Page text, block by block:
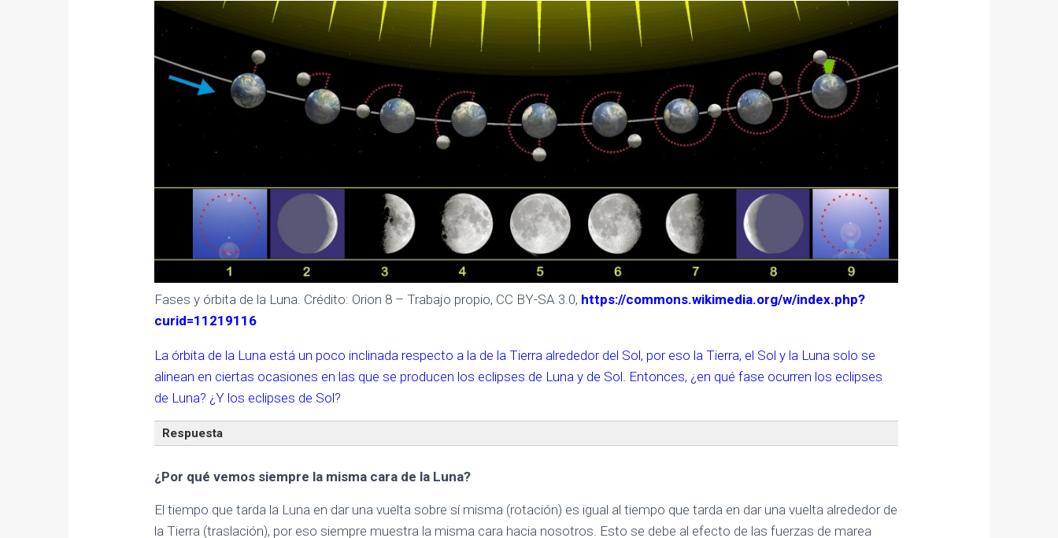
Fases y órbita de la Luna. Crédito: Orion 8 – Trabajo propio, CC BY-SA 3.0, https://commons.wikimedia.org/w/index.php?
curid=11219116
La órbita de la Luna está un poco inclinada respecto a la de la Tierra alrededor del Sol, por eso la Tierra, el Sol y la Luna solo se
alinean en ciertas ocasiones en las que se producen los eclipses de Luna y de Sol. Entonces, ¿en qué fase ocurren los eclipses
de Luna? ¿Y los eclipses de Sol?
Respuesta
¿Por qué vemos siempre la misma cara de la Luna?
El tiempo que tarda la Luna en dar una vuelta sobre sí misma (rotación) es igual al tiempo que tarda en dar una vuelta alrededor de
la Tierra (traslación), por eso siempre muestra la misma cara hacia nosotros. Esto se debe al efecto de las fuerzas de marea